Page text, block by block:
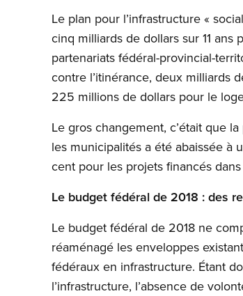
Le plan pour l’infrastructure «
cinq milliards de dollars sur 11
partenariats fédéral-provincial-
contre l’itinérance, deux milliards
225 millions de dollars pour le
Le gros changement, c’était que
les municipalités a été abaissée
cent pour les projets financés dans
Le budget fédéral de 2018 : des
Le budget fédéral de 2018 ne
réaménagé les enveloppes
fédéraux en infrastructure. Étant
l’infrastructure, l’absence de